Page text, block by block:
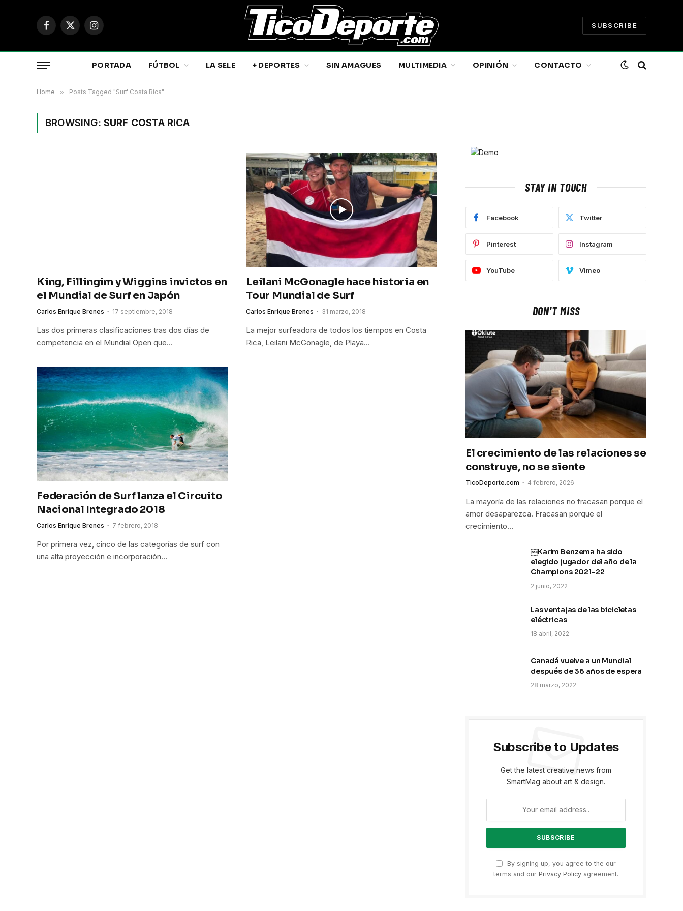
Facebook
X
Instagram
SUBSCRIBE
PORTADA FÚTBOL LA SELE + DEPORTES SIN AMAGUES MULTIMEDIA OPINIÓN CONTACTO
Home » Posts Tagged "Surf Costa Rica"
BROWSING: SURF COSTA RICA
King, Fillingim y Wiggins invictos en
el Mundial de Surf en Japón
Carlos Enrique Brenes 17 septiembre, 2018
Las dos primeras clasificaciones tras dos días de
competencia en el Mundial Open que…
Leilani McGonagle hace historia en
Tour Mundial de Surf
Carlos Enrique Brenes 31 marzo, 2018
La mejor surfeadora de todos los tiempos en Costa
Rica, Leilani McGonagle, de Playa…
Federación de Surf lanza el Circuito
Nacional Integrado 2018
Carlos Enrique Brenes 7 febrero, 2018
Por primera vez, cinco de las categorías de surf con
una alta proyección e incorporación…
STAY IN TOUCH
Facebook Twitter
Pinterest Instagram
YouTube Vimeo
DON'T MISS
El crecimiento de las relaciones se
construye, no se siente
TicoDeporte.com 4 febrero, 2026
La mayoría de las relaciones no fracasan porque el
amor desaparezca. Fracasan porque el
crecimiento…
￼Karim Benzema ha sido
elegido jugador del año de la
Champions 2021-22
2 junio, 2022
Las ventajas de las bicicletas
eléctricas
18 abril, 2022
Canadá vuelve a un Mundial
después de 36 años de espera
28 marzo, 2022
Subscribe to Updates
Get the latest creative news from
SmartMag about art & design.
By signing up, you agree to the our
terms and our Privacy Policy agreement.